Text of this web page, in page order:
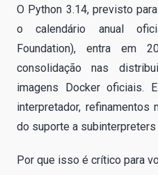
O Python 3.14, previsto
o calendário anual
Foundation), entra em
consolidação nas
imagens Docker oficiais.
interpretador, refinamentos
do suporte a subinterpreters
Por que isso é crítico para